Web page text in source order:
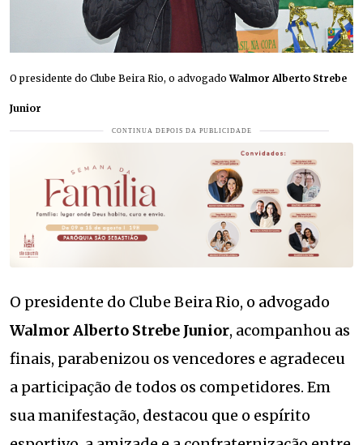
O presidente do Clube Beira Rio, o advogadoWalmor Alberto Strebe
Junior
O presidente do Clube Beira Rio, o advogado
Walmor Alberto Strebe Junior, acompanhou as
finais, parabenizou os vencedores e agradeceu
a participação de todos os competidores. Em
sua manifestação, destacou que o espírito